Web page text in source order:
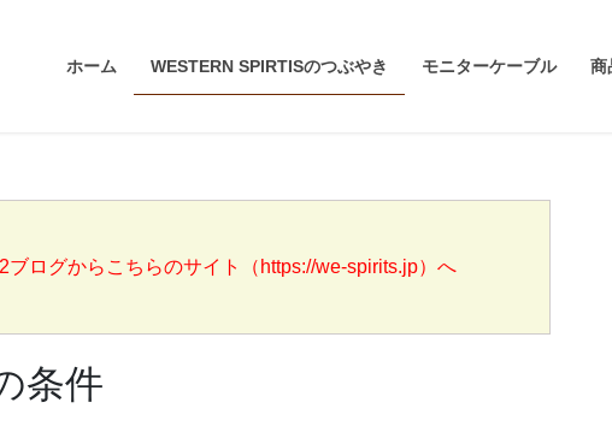
ホーム WESTERN SPIRTISのつぶやき モニターケーブル 商
ログからこちらのサイト（https://we-spirits.jp）へ
条件